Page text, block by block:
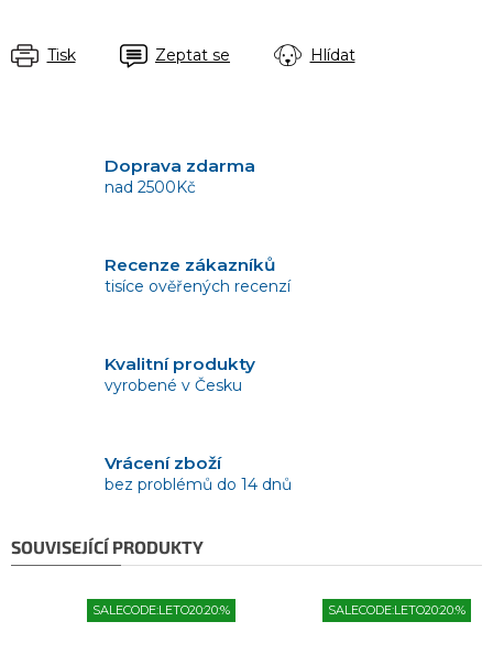
Tisk Zeptat se Hlídat
Doprava zdarma
nad 2500Kč
Recenze zákazníků
tisíce ověřených recenzí
Kvalitní produkty
vyrobené v Česku
Vrácení zboží
bez problémů do 14 dnů
SOUVISEJÍCÍ PRODUKTY
SALECODE:LETO20:20:% SALECODE:LETO20:20:%